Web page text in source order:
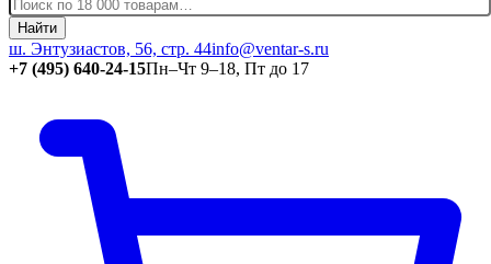
Найти
ш. Энтузиастов, 56, стр. 44info@ventar-s.ru
+7 (495) 640-24-15Пн–Чт 9–18, Пт до 17